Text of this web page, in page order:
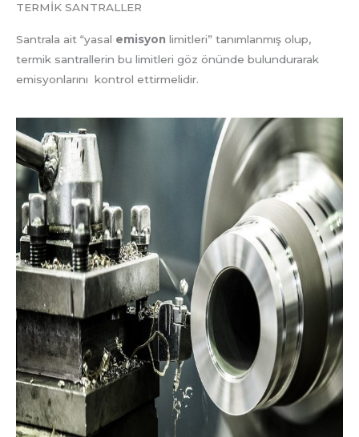
TERMİK SANTRALLER
Santrala ait “yasal emisyon limitleri” tanımlanmış olup,
termik santrallerin bu limitleri göz önünde bulundurarak
emisyonlarını kontrol ettirmelidir.